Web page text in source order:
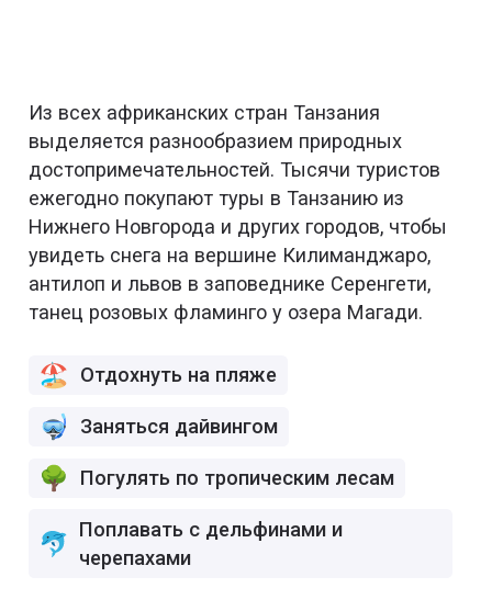
Из всех африканских стран Танзания
выделяется разнообразием природных
достопримечательностей. Тысячи туристов
ежегодно покупают туры в Танзанию из
Нижнего Новгорода и других городов, чтобы
увидеть снега на вершине Килиманджаро,
антилоп и львов в заповеднике Серенгети,
танец розовых фламинго у озера Магади.
Отдохнуть на пляже
Заняться дайвингом
Погулять по тропическим лесам
Поплавать с дельфинами и
черепахами